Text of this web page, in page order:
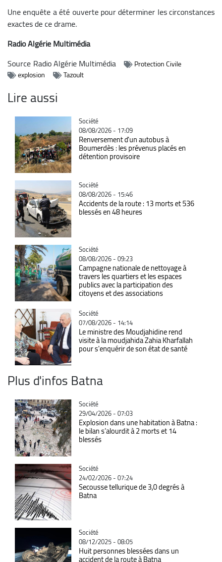
Une enquête a été ouverte pour déterminer les circonstances
exactes de ce drame.
Radio Algérie Multimédia
Source Radio Algérie Multimédia
Protection Civile
explosion
Tazoult
Lire aussi
Catégorie
Société
08/08/2026 - 17:09
Renversement d'un autobus à
Boumerdès : les prévenus placés en
détention provisoire
Catégorie
Société
08/08/2026 - 15:46
Accidents de la route : 13 morts et 536
blessés en 48 heures
Catégorie
Société
08/08/2026 - 09:23
Campagne nationale de nettoyage à
travers les quartiers et les espaces
publics avec la participation des
citoyens et des associations
Catégorie
Société
07/08/2026 - 14:14
Le ministre des Moudjahidine rend
visite à la moudjahida Zahia Kharfallah
pour s'enquérir de son état de santé
Plus d'infos Batna
Catégorie
Société
29/04/2026 - 07:03
Explosion dans une habitation à Batna :
le bilan s’alourdit à 2 morts et 14
blessés
Catégorie
Société
24/02/2026 - 07:24
Secousse tellurique de 3,0 degrés à
Batna
Catégorie
Société
08/12/2025 - 08:05
Huit personnes blessées dans un
accident de la route à Batna